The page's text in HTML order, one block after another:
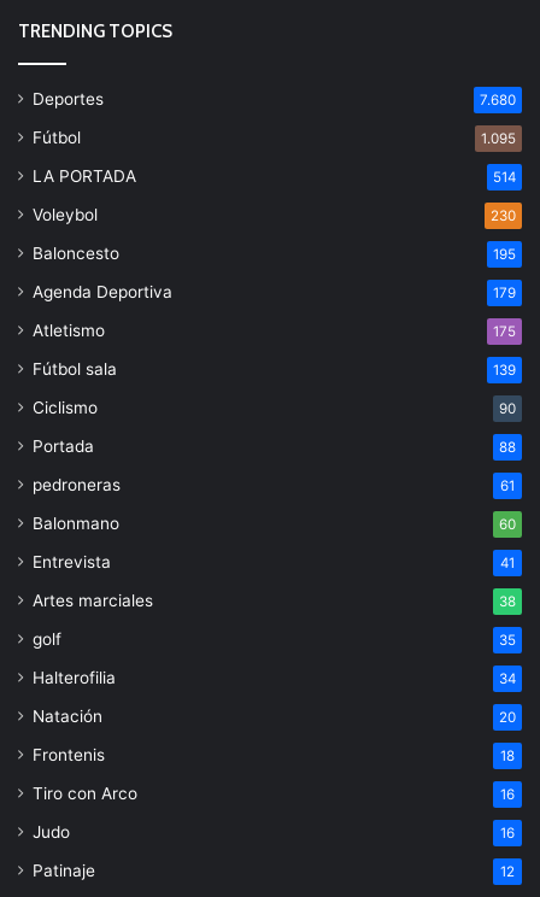
TRENDING TOPICS
Deportes 7.680
Fútbol 1.095
LA PORTADA 514
Voleybol 230
Baloncesto 195
Agenda Deportiva 179
Atletismo 175
Fútbol sala 139
Ciclismo 90
Portada 88
pedroneras 61
Balonmano 60
Entrevista 41
Artes marciales 38
golf 35
Halterofilia 34
Natación 20
Frontenis 18
Tiro con Arco 16
Judo 16
Patinaje 12